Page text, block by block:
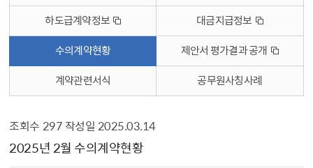
하도급계약정보
대금지급정보
수의계약현황
제안서 평가결과 공개
계약관련서식
공무원사칭사례
조회수 297 작성일 2025.03.14
2025년 2월 수의계약현황